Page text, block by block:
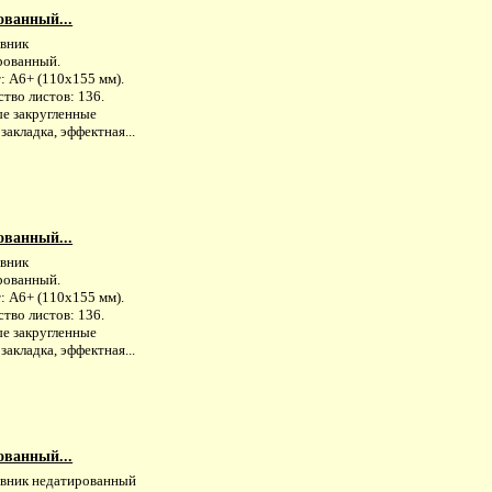
А6+ (110х155 мм).
листов: 136.
закругленные
эффектная...
А6+ (110х155 мм).
листов: 136.
закругленные
эффектная...
недатированный